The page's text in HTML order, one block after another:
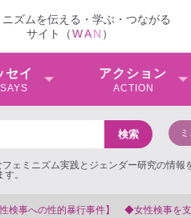
ニズムを伝える・学ぶ・つながる
サイト（WAN ）
セイ アクション
ACTION
ェミニズム実践とジェンダー研究の情報
。